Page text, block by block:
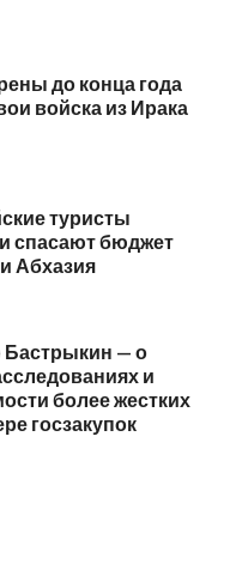
до конца года
войска из Ирака
туристы
спасают бюджет
Абхазия
Бастрыкин — о
и
более жестких
госзакупок